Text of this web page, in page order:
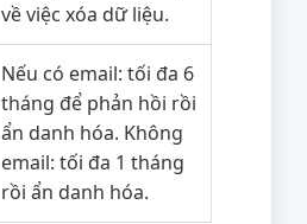
về việc xóa dữ liệu.
Nếu có email: tối đa 6
tháng để phản hồi rồi
ẩn danh hóa. Không
email: tối đa 1 tháng
rồi ẩn danh hóa.